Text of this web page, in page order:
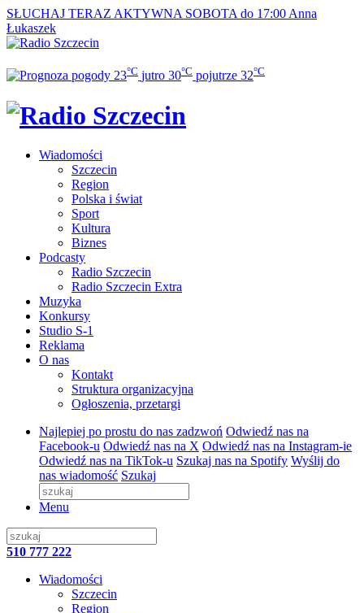
SŁUCHAJ TERAZ AKTYWNA SOBOTA do 17:00 Anna
Łukaszek
23°C jutro 30°C pojutrze 32°C
Wiadomości
Szczecin
Region
Polska i świat
Sport
Kultura
Biznes
Podcasty
Radio Szczecin
Radio Szczecin Extra
Muzyka
Konkursy
Studio S-1
Reklama
O nas
Kontakt
Struktura organizacyjna
Ogłoszenia, przetargi
Najlepiej po prostu do nas zadzwoń Odwiedź nas na
Facebook-u Odwiedź nas na X Odwiedź nas na Instagram-ie
Odwiedź nas na TikTok-u Szukaj nas na Spotify Wyślij do
nas wiadomość Szukaj
Menu
510 777 222
Wiadomości
Szczecin
Region